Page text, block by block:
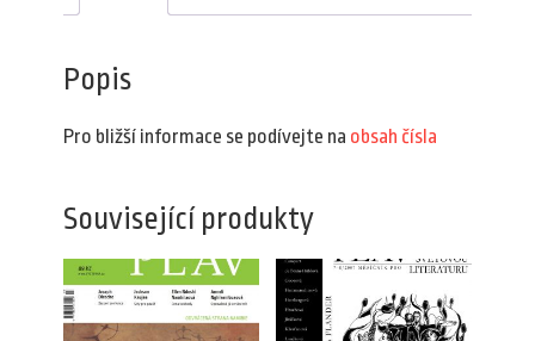
Popis
Pro bližší informace se podívejte na obsah čísla
Související produkty